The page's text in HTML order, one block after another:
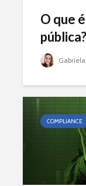
O que
pública?
COMPLIANCE